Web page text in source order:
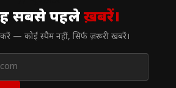
सबसे पहलेख़बरें।
— कोई स्पैम नहीं, सिर्फ ज़रूरी खबरें।